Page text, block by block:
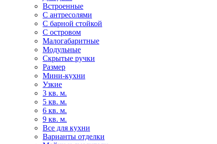
Встроенные
С антресолями
С барной стойкой
С островом
Малогабаритные
Модульные
Скрытые ручки
Размер
Мини-кухни
Узкие
3 кв. м.
5 кв. м.
6 кв. м.
9 кв. м.
Все для кухни
Варианты отделки